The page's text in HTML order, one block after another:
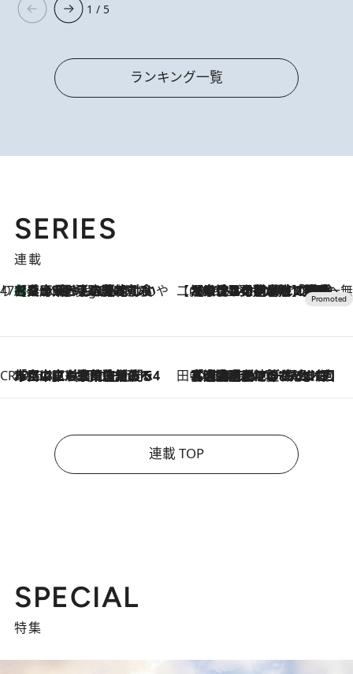
1 / 5
ランキング一覧
SERIES
連載
47都道府県の手みやげ ひんやりスイーツで夏を満喫
9 Hours Ago
【兵庫県】この夏絶対食べたい 冷やしておいしいおやつ3選 淡路島の恵みをジェラートに集約 【CREA×星野リゾート】唯一無二。癒しと発見が待つ場所へ
2026.8.7
【トンボの足水浴】ヒノキの香りに包まれて涼感マックス！約13℃の湧水かけ流しを避暑地「星野温泉 トンボの湯」で体験
CREA'S CHOICE
2026.8.7
「立川にも歌舞伎があるんだよ」 片岡仁左衛門・市川中車ら豪華座組みで4年目の立川立飛歌舞伎へ 田中稲の勝手に再ブーム
2026.8.7
「湘南乃風に憧れて」観客大盛上がりの“タオル回し”に、ラッパー顔負けの高速歌唱まで…さだまさし（74）のアグレッシブすぎる現在地
連載 TOP
SPECIAL
特集